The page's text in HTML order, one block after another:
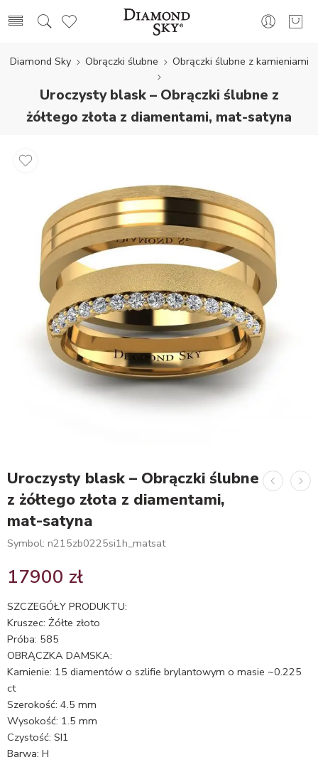
Diamond Sky Obrączki ślubne Obrączki ślubne z kamieniami
Uroczysty blask – Obrączki ślubne z
żółtego złota z diamentami, mat-satyna
Uroczysty blask – Obrączki ślubne
z żółtego złota z diamentami,
mat-satyna
Symbol: n215zb0225si1h_matsat
17900 zł
SZCZEGÓŁY PRODUKTU:
Kruszec: Żółte złoto
Próba: 585
OBRĄCZKA DAMSKA:
Kamienie: 15 diamentów o szlifie brylantowym o masie ~0.225
ct
Szerokość: 4.5 mm
Wysokość: 1.5 mm
Czystość: SI1
Barwa: H